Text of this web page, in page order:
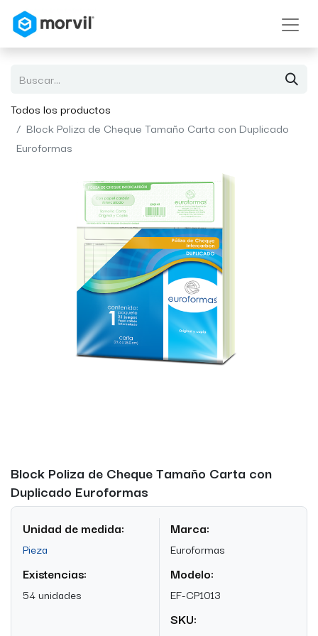
Todos los productos
Block Poliza de Cheque Tamaño Carta con Duplicado
Euroformas
Block Poliza de Cheque Tamaño Carta con
Duplicado Euroformas
Unidad de medida:
Pieza
Existencias:
54 unidades
Marca:
Euroformas
Modelo:
EF-CP1013
SKU: